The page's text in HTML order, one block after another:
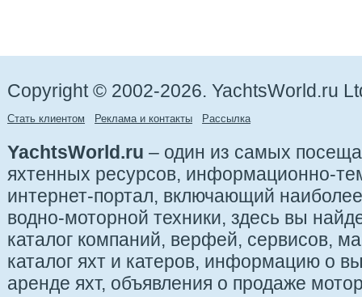
Copyright © 2002-2026. YachtsWorld.ru
Стать клиентом Реклама и контакты Рассылка
YachtsWorld.ru – один из самых
яхтенных ресурсов, информационно-
интернет-портал, включающий
водно-моторной техники, здесь вы
каталог компаний, верфей, сервисов,
каталог яхт и катеров, информацию о
аренде яхт, объявления о продаже